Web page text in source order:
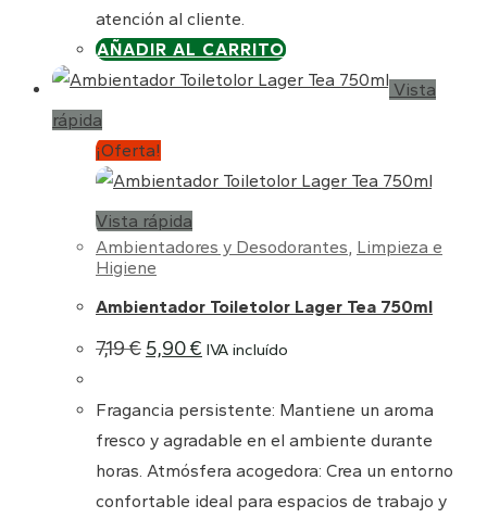
atención al cliente.
AÑADIR AL CARRITO
Vista
rápida
¡Oferta!
Vista rápida
Ambientadores y Desodorantes Limpieza e
Higiene
Ambientador Toiletolor Lager Tea 750ml
7,19€ El
precio
era:
7,19 €.
5,90€ El
precio
es:
5,90 €.
IVA incluído
Fragancia persistente: Mantiene un aroma
fresco y agradable en el ambiente durante
horas. Atmósfera acogedora: Crea un entorno
confortable ideal para espacios de trabajo y